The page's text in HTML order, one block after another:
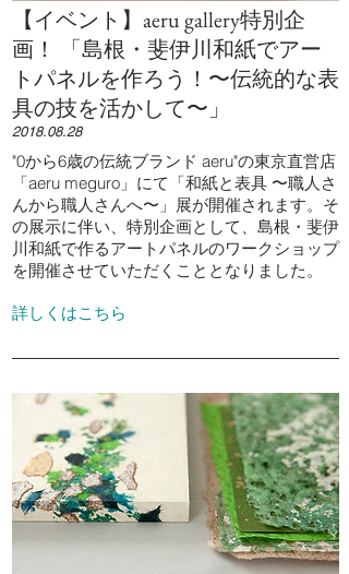
【イベント】aeru gallery特別企
画！ 「島根・斐伊川和紙でアー
トパネルを作ろう！〜伝統的な表
具の技を活かして〜」
2018.08.28
"0から6歳の伝統ブランド aeru"の東京直営店
「aeru meguro」にて「和紙と表具 〜職人さ
んから職人さんへ〜」展が開催されます。そ
の展示に伴い、特別企画として、島根・斐伊
川和紙で作るアートパネルのワークショップ
を開催させていただくこととなりました。
詳しくはこちら